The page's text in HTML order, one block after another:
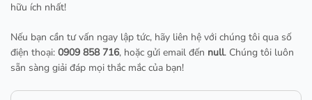
hữu ích nhất!
Nếu bạn cần tư vấn ngay lập tức, hãy liên hệ với chúng tôi qua số
điện thoại: 0909 858 716, hoặc gửi email đến null. Chúng tôi luôn
sẵn sàng giải đáp mọi thắc mắc của bạn!